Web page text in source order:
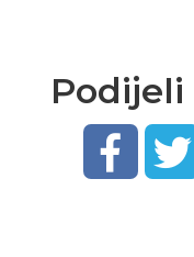
Podijeli